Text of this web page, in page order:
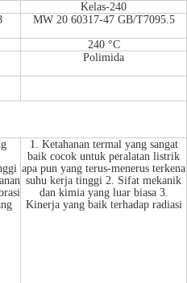
Kelas-240
MW 20 60317-47 GB/T7095.5
240 °C
Polimida
1. Ketahanan termal yang sangat
baik cocok untuk peralatan listrik
apa pun yang terus-menerus terkena
suhu kerja tinggi 2. Sifat mekanik
dan kimia yang luar biasa 3.
Kinerja yang baik terhadap radiasi